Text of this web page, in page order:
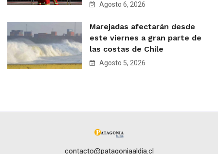
Agosto 6, 2026
Marejadas afectarán desde
este viernes a gran parte de
las costas de Chile
Agosto 5, 2026
contacto@patagoniaaldia.cl